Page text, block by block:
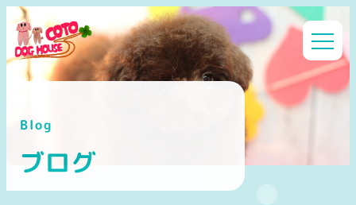
メ
イ
ン
へ
Blog
ブログ